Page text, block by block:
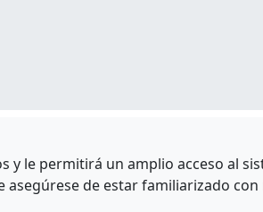
le permitirá un amplio acceso al
de estar familiarizado